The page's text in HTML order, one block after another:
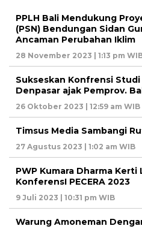
PPLH Bali Mendukung
(PSN) Bendungan Sidan
Ancaman Perubahan Iklim
28 November 2023 | 1:13 pm
Sukseskan Konfrensi Studi
Denpasar ajak Pemprov.
26 Oktober 2023 | 12:59 am WIB
Timsus Media Sambangi
27 Agustus 2023 | 1:02 am WIB
PWP Kumara Dharma
KonferensI PECERA 2023
9 Juli 2023 | 10:31 pm WIB
Warung Amoneman